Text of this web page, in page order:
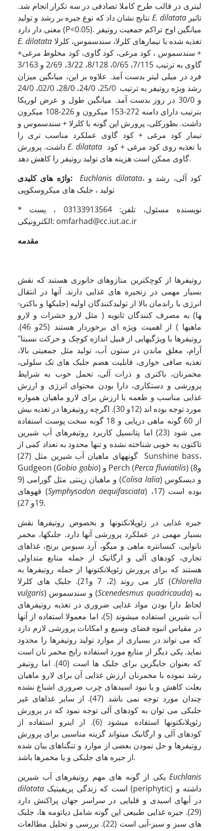
لیتری در قالب طرح کاملا تصادفی در سه تکرار انجام شد.
E. dilatataتاثیر
معنی دار دارد (P<0.05). میانگین اوج تراکم جمعیت روتیفر
E. dilatata
+ سندسموس ، کود مرغی، کود گاوی، کود مخلوط مرغی+
گاوی به ترتیب 7/115، 0/65، 8/128، 3/22، 2/69 و 3/163
فرد در میلی لیتر بدست آمد. علاوه بر این، میانگین میزان
رشد ویژه روتیفر به ترتیب 25/0، 24/0، 28/0، 02/0، 24/0
و 30/0 در روز بدست آمد. میانگین طول و عرض لوریکا
بترتیب دارای دامنه 272-153 میکرون و 226-108 میکرون
داشت. بطورکلی، پرورش این گونه با کلرلا + سندسموس و
تیمار کود مرغی + کود گاوی عملکرد مناسب تری را
داشت. پرورشE. dilatata
گاوی ممکن است هزینه های تولید روتیفر را کاهش دهد.
واژه های کلیدی:Euchlanis dilatata، کود آلی، رشد و
تولید ، جلبک های میکروسکوپی
*
نویسنده مسئول، تلفن: 03133913564 ، پست
الکترونیکی: omfarhad@cc.iut.ac.ir
مقدمه
روتیفرها از کوچکترین متازوهای جانوری هستند که نقش
بسیار مهمی در زنجیره های غذایی دارند. آنها در انتقال
انرژی با راندمان بالا از تولیدکنندگان اولیه (جلبک­ها و باکتری­
ها) به مصرف کنندگان ثانویه ( مثل لارو حشرات و لارو
ماهی­ها ) از اهمیت ویژه ای برخوردار هستند (25و 46).
روتیفرها با ویژگیهایی از قبیل اندازه کوچک و حرکت نسبتا"
آرام، معلق ماندن در ستون آب، تولید مثل جمعیتی بالا،
تغذیه صافی خواری، قابلیت هضم جلبک های تک سلولی،
مخمرنان، باکتری و ذرات آلی، تحمل خوب به شرایط
پرورشی و دستکاری، دارا بودن محتوای انرژی و ارزش
غذایی مناسب و طعمه با ارزش برای لارو ماهیان همواره
مورد توجه بوده اند (12و 30). اگرچه روتیفرها در تغذیه بیش
از 60 گونه ماهی دریایی و 18 گونه سخت پوست استفاده
می شود (23) اما پتانسیل کاربرد روتیفرهای آب شیرین
تاکنون به خوبی شناخته نشده و تنها محدود به تعداد کمی از
گونه­های ماهیان آب شیرین مثل (27) Sunshine bass،
Gudgeon (Gobio gobio ) و Perch (Perca fluviatilis) (8و
9) و ماهیان زینتی مثل گورامی (Colisa lalia) و دیسکوس
قهوه­ای (Symphysodon aequifasciata) بوده است (17،
19و 27).
جیره غذایی در زئوپلانکتونها و بخصوص روتیفرها نقش
بسیار مهمی در عملکرد پرورشی آنها دارد. جلبک­ها، مخمر
نانوایی، کنسانتره ماهی و میگو، آرد سبوس برنج، غذاهای
تجاری، کودهای آلی و ارگانیک از جمله منابع متداولی
هستند که برای پرورش زئوپلانکتونها از جمله روتیفرها به
کار می روند (2، 7 و21). جلبک های کلرلا (Chlorella
vulgaris
) و سندسموس (Scenedesmus quadricauda) به
لحاظ دارا بودن مواد غذایی ضروری در تغذیه روتیفرهای
آب شیرین استفاده میشوند (5)، اما معمولا استفاده از آنها
در مقیاس انبوه فضای وسیع و امکانات پرورشی لازم دارد
که می تواند در بسیاری از موارد تولید روتیفرها را محدود
نماید. یکی دیگر از منابع مورد استفاده رایج مخمر نان است
که بعنوان جایگزین برای جلبک ها است (40). اما روتیفر
رشد نموده با مخمرنان ارزش غذایی آن برای لارو ماهیان
بعلت کاهش و یا نبود اسیدهای چرب ضروری اشباع نشده
چندان مورد توجه نمی باشد (47). از سایر غذاهای غیر
جلبکی می توان به کودهای آلی توجه نمود که در پرورش
زئوپلانکتونها استفاده میشود (6). از اینرو استفاده از
کودهای آلی و ارگانیک میتواند گزینه مناسبی برای پرورش
روتیفرها و حل نمودن بعضی از موارد و تنگناهای بیان شده
از جیره های جلبکی و یا مخمرها باشد.
Euchlanis
dilatata
در آبهای اسیدی و قلیایی در سراسر جهان پراکنش دارد
(29). جیره غذایی طبیعی این گونه شامل دیاتومه ها، جلبک
های سبز و سبز-آبی است (22). بررسی و تحلیل مطالعات